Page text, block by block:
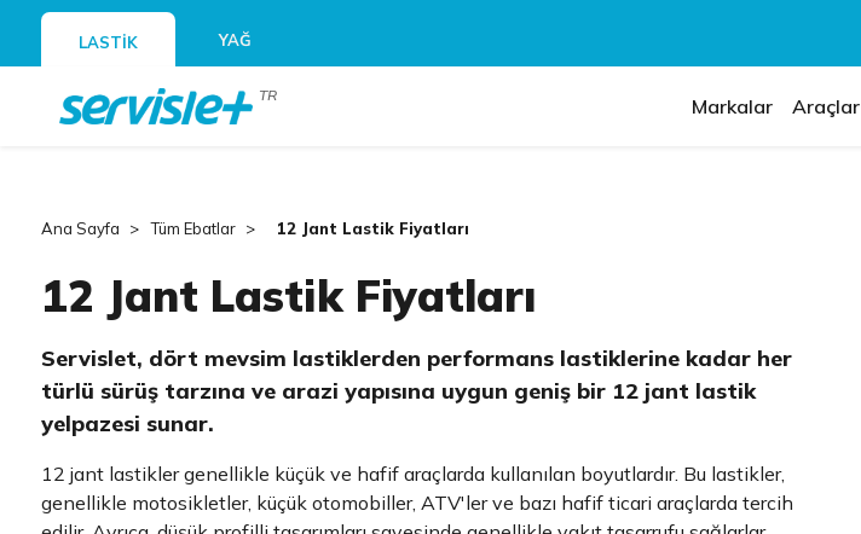
LASTİK YAĞ
TR Markalar Araçlar
Ana Sayfa Tüm Ebatlar 12 Jant Lastik Fiyatları
12 Jant Lastik Fiyatları
Servislet, dört mevsim lastiklerden performans lastiklerine kadar her
türlü sürüş tarzına ve arazi yapısına uygun geniş bir 12 jant lastik
yelpazesi sunar.
12 jant lastikler genellikle küçük ve hafif araçlarda kullanılan boyutlardır. Bu lastikler,
genellikle motosikletler, küçük otomobiller, ATV'ler ve bazı hafif ticari araçlarda tercih